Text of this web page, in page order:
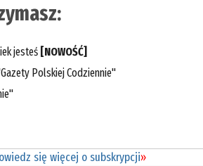
jesteś [NOWOŚĆ]
Polskiej Codziennie"
się więcej o subskrypcji»